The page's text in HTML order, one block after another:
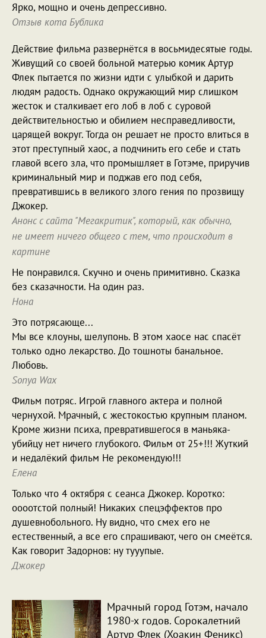
Ярко, мощно и очень депрессивно.
Отзыв кота Бублика
Действие фильма развернётся в восьмидесятые годы.
Живущий со своей больной матерью комик Артур
Флек пытается по жизни идти с улыбкой и дарить
людям радость. Однако окружающий мир слишком
жесток и сталкивает его лоб в лоб с суровой
действительностью и обилием несправедливости,
царящей вокруг. Тогда он решает не просто влиться в
этот преступный хаос, а подчинить его себе и стать
главой всего зла, что промышляет в Готэме, приручив
криминальный мир и поджав его под себя,
превратившись в великого злого гения по прозвищу
Джокер.
Анонс с сайта "Мегакритик", который, как обычно,
не имеет ничего общего с тем, что происходит в
картине
Не понравился. Скучно и очень примитивно. Сказка
без сказачности. На один раз.
Нона
Это потрясающе...
Мы все клоуны, шелупонь. В этом хаосе нас спасёт
только одно лекарство. До тошноты банальное.
Любовь.
Sonya Wax
Фильм потряс. Игрой главного актера и полной
чернухой. Мрачный, с жестокостью крупным планом.
Кроме жизни психа, превратившегося в маньяка-
убийцу нет ничего глубокого. Фильм от 25+!!! Жуткий
и недалёкий фильм Не рекомендую!!!
Елена
Только что 4 октября с сеанса Джокер. Коротко:
оооотстой полный! Никаких спецэффектов про
душевнобольного. Ну видно, что смех его не
естественный, а все его спрашивают, чего он смеётся.
Как говорит Задорнов: ну тууупые.
Джокер
Мрачный город Готэм, начало
1980-х годов. Сорокалетний
Артур Флек (Хоакин Феникс)